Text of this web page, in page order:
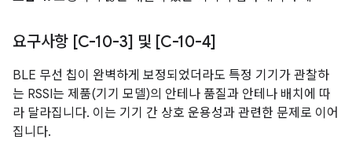
요구사항 [C-10-3] 및 [C-10-4]
BLE 무선 칩이 완벽하게 보정되었더라도 특정 기기가 관찰하
는 RSSI는 제품(기기 모델)의 안테나 품질과 안테나 배치에 따
라 달라집니다. 이는 기기 간 상호 운용성과 관련한 문제로 이어
집니다.